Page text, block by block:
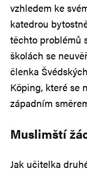
vzhledem ke
katedrou
těchto problémů
školách se
členka
Köping, které se
západním
Muslimští
Jak učitelka